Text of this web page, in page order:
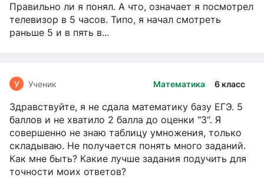
Правильно ли я понял. А что, означает я посмотрел
телевизор в 5 часов. Типо, я начал смотреть
раньше 5 и в пять в...
Математика 6 класс
У Ученик
Здравствуйте, я не сдала математику базу ЕГЭ. 5
баллов и не хватило 2 балла до оценки "3". Я
совершенно не знаю таблицу умножения, только
складываю. Не получается понять много заданий.
Как мне быть? Какие лучше задания подучить для
точности моих ответов?